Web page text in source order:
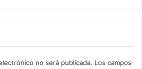
no será publicada. Los campos